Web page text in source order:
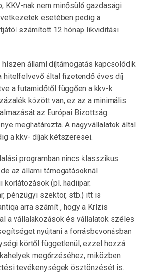
KKV-nak nem minősülő gazdasági
esetében pedig a
számított 12 hónap likviditási
hiszen állami díjtámogatás kapcsolódik
hitelfelvevő által fizetendő éves díj
a futamidőtől függően a kkv-k
között van, ez az a minimális
az Európai Bizottság
meghatározta. A nagyvállalatok által
a kkv- díjak kétszeresei.
programban nincs klasszikus
az állami támogatásoknál
korlátozások (pl. hadiipar,
pénzügyi szektor, stb.) itt is
arra számít , hogy a Krízis
a vállalakozások és vállalatok széles
nyújtani a forrásbevonásban
körtől függetlenül, ezzel hozzá
megőrzéséhez, miközben
tevékenységek ösztönzését is.